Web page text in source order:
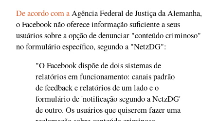
De acordo com aAgência Federal de Justiça da Alemanha,
o Facebook não oferece informação suficiente a seus
usuários sobre a opção de denunciar "conteúdo criminoso"
no formulário específico, segundo a "NetzDG":
"O Facebook dispõe de dois sistemas de
relatórios em funcionamento: canais padrão
de feedback e relatórios de um lado e o
formulário de 'notificação segundo a NetzDG'
de outro. Os usuários que quiserem fazer uma